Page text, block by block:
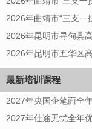
2026年曲靖市“三支一
2026年昆明市寻甸县
2026年昆明市五华区
最新培训课程
2027年央国企笔面全
2027年仕途无忧全年